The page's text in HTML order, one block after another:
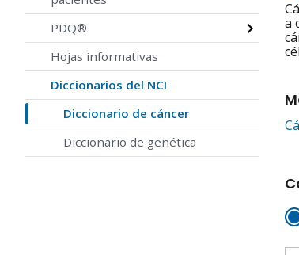
PDQ®
Hojas informativas
Diccionarios del NCI
Diccionario de cáncer
Diccionario de genética
a